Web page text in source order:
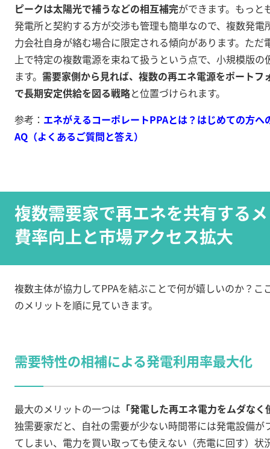
ピークは太陽光で補うなどの相互補完ができます。もっと
発電所と契約する方が交渉も管理も簡単なので、複数発電
力会社自身が絡む場合に限定される傾向があります。ただ
上で特定の複数電源を束ねて扱うという点で、小規模版の
ます。 需要家側から見れば、複数の再エネ電源をポートフ
で長期安定供給を図る戦略と位置づけられます。
参考： エネがえるコーポレートPPAとは？はじめての方へ
AQ（よくあるご質問と答え）
複数需要家で再エネを共有する
費率向上と市場アクセス拡大
複数主体が協力してPPAを結ぶことで何が嬉しいのか？こ
のメリットを順に見ていきます。
需要特性の相補による発電利用率最大化
最大のメリットの一つは 「発電した再エネ電力をムダな
独需要家だと、自社の需要が少ない時間帯には発電設備が
てしまい、電力を買い取っても使えない（売電に回す）状